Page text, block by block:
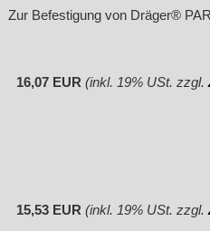
Zur Befestigung von Dräger®
16,07 EUR (inkl. 19% USt. zzgl.
15,53 EUR (inkl. 19% USt. zzgl.